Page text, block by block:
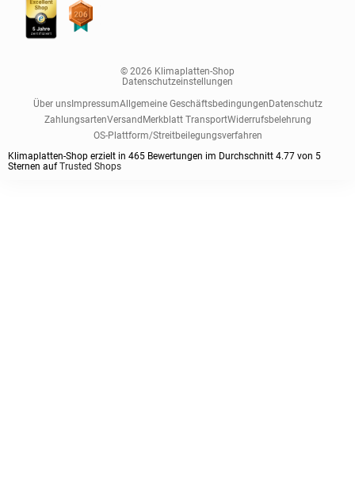
© 2026 Klimaplatten-Shop
Datenschutzeinstellungen
Über unsImpressumAllgemeine GeschäftsbedingungenDatenschutz
ZahlungsartenVersandMerkblatt TransportWiderrufsbelehrung
OS-Plattform/Streitbeilegungsverfahren
Klimaplatten-Shop erzielt in 465 Bewertungen im Durchschnitt 4.77 von 5
Sternen aufTrusted Shops